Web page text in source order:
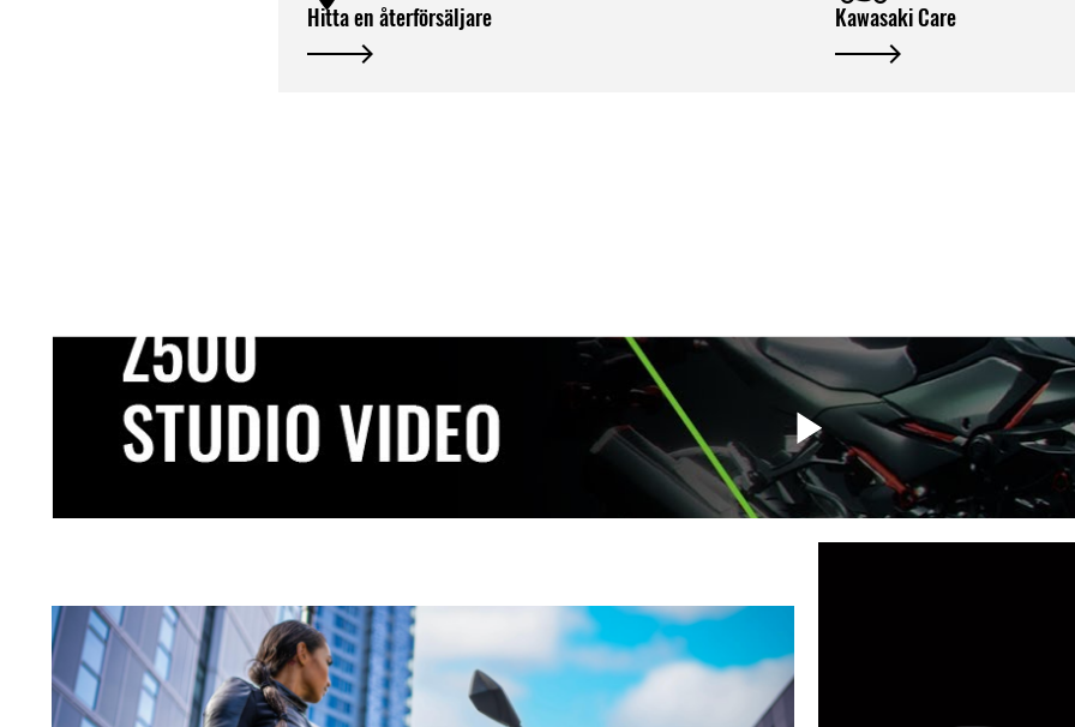
Hitta en återförsäljare Kawasaki Care